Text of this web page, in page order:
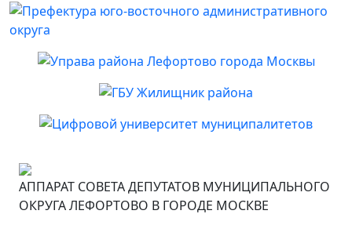
АППАРАТ СОВЕТА ДЕПУТАТОВ МУНИЦИПАЛЬНОГО
ОКРУГА ЛЕФОРТОВО В ГОРОДЕ МОСКВЕ